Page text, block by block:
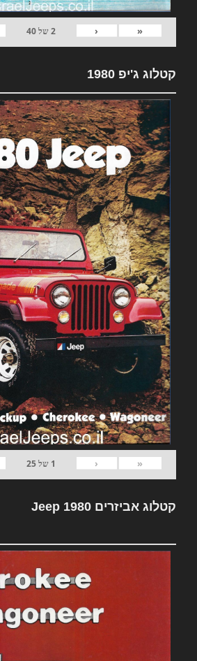
«
‹
2של40
קטלוג ג'יפ 1980
«
‹
1 של25
קטלוג אביזרים Jeep 1980